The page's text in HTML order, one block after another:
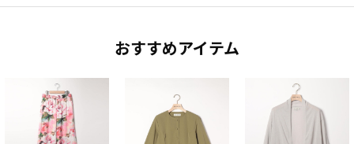
おすすめアイテム